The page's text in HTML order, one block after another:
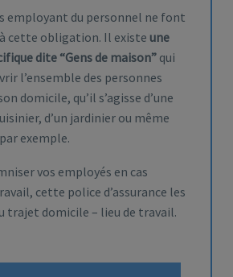
employant du personnel ne font
cette obligation. Il existe une
dite “Gens de maison” qui
l’ensemble des personnes
domicile, qu’il s’agisse d’une
d’un jardinier ou même
exemple.
vos employés en cas
cette police d’assurance les
trajet domicile – lieu de travail.